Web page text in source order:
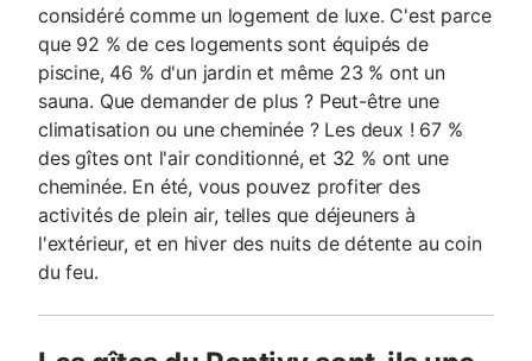
considéré comme un logement de luxe. C'est parce
que 92 % de ces logements sont équipés de
piscine, 46 % d'un jardin et même 23 % ont un
sauna. Que demander de plus ? Peut-être une
climatisation ou une cheminée ? Les deux ! 67 %
des gîtes ont l'air conditionné, et 32 % ont une
cheminée. En été, vous pouvez profiter des
activités de plein air, telles que déjeuners à
l'extérieur, et en hiver des nuits de détente au coin
du feu.